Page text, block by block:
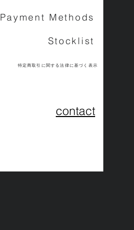
Payment Methods
Stocklist
特定商取引に関する法律に基づく表示
contact